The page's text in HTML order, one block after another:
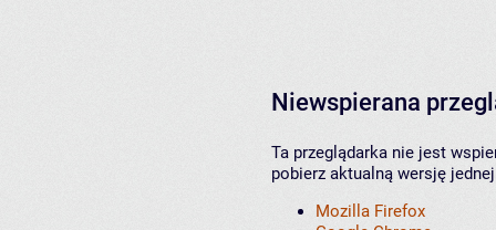
Niewspierana
Ta przeglądarka nie jest
pobierz aktualną wersję
Mozilla Firefox